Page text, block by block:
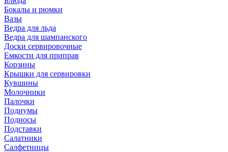
Бокалы и рюмки
Вазы
Ведра для льда
Ведра для шампанского
Доски сервировочные
Емкости для приправ
Корзины
Крышки для сервировки
Кувшины
Молочники
Палочки
Подиумы
Подносы
Подставки
Салатники
Салфетницы